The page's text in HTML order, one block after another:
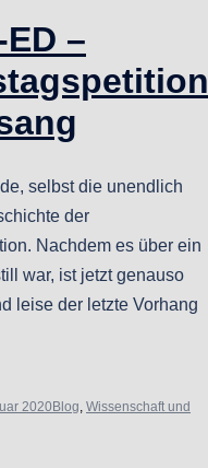
–
selbst die unendlich
der
Nachdem es über ein
war, ist jetzt genauso
leise der letzte Vorhang
2020 Blog, Wissenschaft und